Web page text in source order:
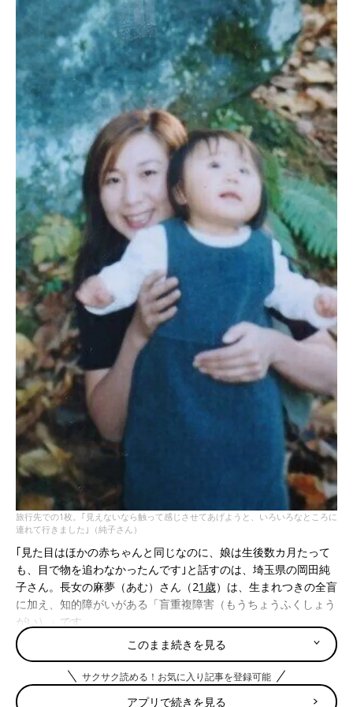
旅行先での1枚。｢見えないなら触って感じさせてあげようと、いろいろなところに
連れて行きました｣（純子さん）
｢見た目はほかの赤ちゃんと同じなのに、娘は生後数カ月たって
も、目で物を追わなかったんです｣と話すのは、埼玉県の岡田純
子さん。長女の麻夢（あむ）さん（21歳）は、生まれつきの全盲
に加え、知的障がいがある「盲重複障害（もうちょうふくしょう
がい）」です。
盲重複障害とは、視覚障害と知的障害など、複数の障害を合わせ
持っている障害を差します。
純子さんは、視覚障害を持つ子どものママたちを中心に設立した
「非営利活動法人みのり」の副代表理事として、現在も運営に携
このまま続きを見る
サクサク読める！お気に入り記事を登録可能
アプリで続きを見る